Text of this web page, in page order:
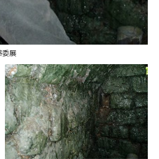
委展